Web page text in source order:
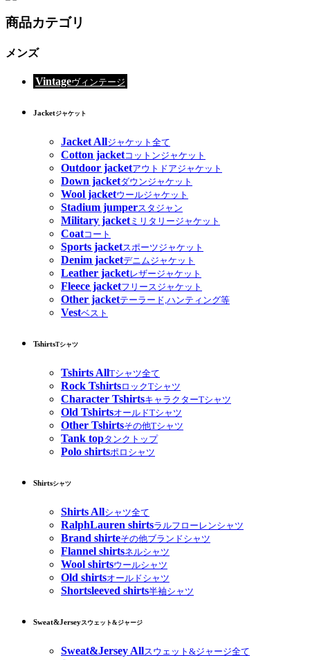
商品カテゴリ
メンズ
Vintageヴィンテージ
Jacketジャケット
Jacket Allジャケット全て
Cotton jacketコットンジャケット
Outdoor jacketアウトドアジャケット
Down jacketダウンジャケット
Wool jacketウールジャケット
Stadium jumperスタジャン
Military jacketミリタリージャケット
Coatコート
Sports jacketスポーツジャケット
Denim jacketデニムジャケット
Leather jacketレザージャケット
Fleece jacketフリースジャケット
Other jacketテーラード,ハンティング等
Vestベスト
TshirtsTシャツ
Tshirts AllTシャツ全て
Rock TshirtsロックTシャツ
Character TshirtsキャラクターTシャツ
Old TshirtsオールドTシャツ
Other Tshirtsその他Tシャツ
Tank topタンクトップ
Polo shirtsポロシャツ
Shirtsシャツ
Shirts Allシャツ全て
RalphLauren shirtsラルフローレンシャツ
Brand shirteその他ブランドシャツ
Flannel shirtsネルシャツ
Wool shirtsウールシャツ
Old shirtsオールドシャツ
Shortsleeved shirts半袖シャツ
Sweat&Jerseyスウェット&ジャージ
Sweat&Jersey Allスウェット&ジャージ全て